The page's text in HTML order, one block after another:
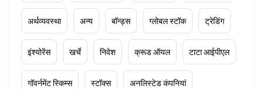
अर्थव्यवस्था अन्य बॉन्ड्स ग्लोबल स्टॉक ट्रेडिंग
इंश्योरेंस खर्चे निवेश क्रूड ऑयल टाटा आईपीएल
गॉवर्नमेंट स्किम्स स्टॉक्स अनलिस्टेड कंपनियां